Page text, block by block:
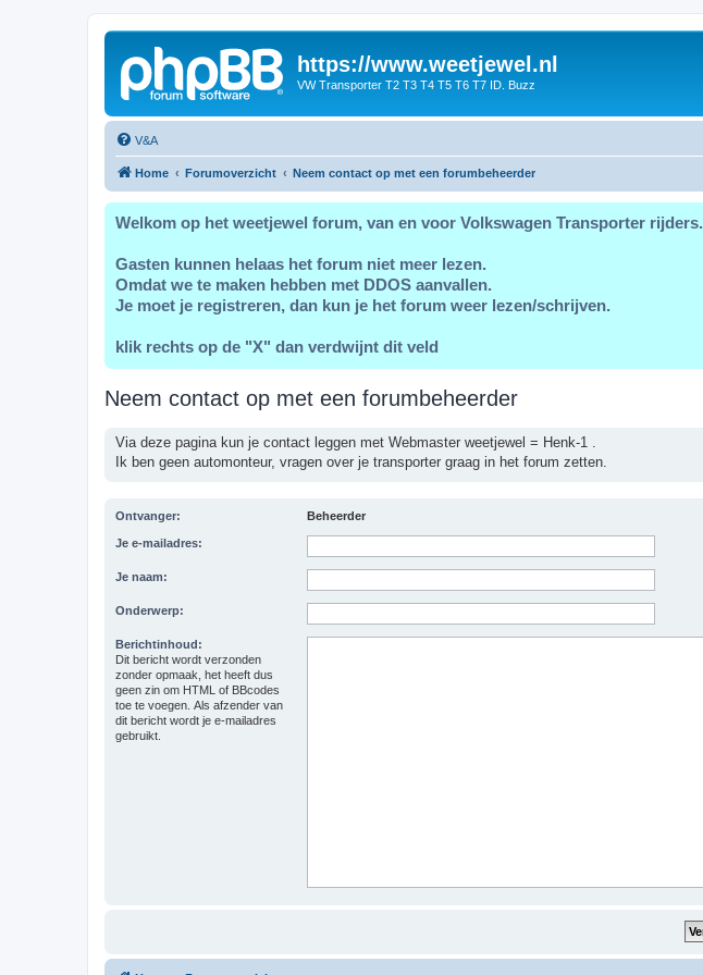
https://www.weetjewel.nl
VW Transporter T2 T3 T4 T5 T6 T7 ID. Buzz
V&A
Home Forumoverzicht Neem contact op met een forumbeheerder
Welkom op het weetjewel forum, van en voor Volkswagen Transporter rijders.
Gasten kunnen helaas het forum niet meer lezen.
Omdat we te maken hebben met DDOS aanvallen.
Je moet je registreren, dan kun je het forum weer lezen/schrijven.
klik rechts op de "X" dan verdwijnt dit veld
Neem contact op met een forumbeheerder
Via deze pagina kun je contact leggen met Webmaster weetjewel = Henk-1 .
Ik ben geen automonteur, vragen over je transporter graag in het forum zetten.
Ontvanger: Beheerder
Je e-mailadres:
Je naam:
Onderwerp:
Berichtinhoud:
Dit bericht wordt verzonden
zonder opmaak, het heeft dus
geen zin om HTML of BBcodes
toe te voegen. Als afzender van
dit bericht wordt je e-mailadres
gebruikt.